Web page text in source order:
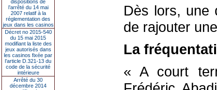
dispositions de
l’arrêté du 14 mai
2007 relatif à la
réglementation des
jeux dans les casinos
Décret no 2015-540
du 15 mai 2015
modifiant la liste des
jeux autorisés dans
les casinos fixée par
l’article D.321-13 du
code de la sécurité
intérieure
Arrêté du 30
décembre 2014
Dès lors, une
de rajouter
La
« A court